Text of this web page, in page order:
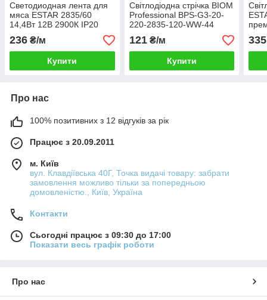
Светодиодная лента для
мяса ESTAR 2835/60
14,4Вт 12В 2900К IP20
премиум
236 ₴/м
Купити
Світлодіодна стрічка BIOM
Professional BPS-G3-20-
220-2835-120-WW-44
220В IP44 теплий білий,
1м
121₴/м
Купити
335
Про нас
100% позитивних з 12 відгуків за рік
Працює з 20.09.2011
м. Київ
вул. Клавдіївська 40Г, Точка видачі товару: забрати
замовлення можливо тільки за попередньою
домовленістю., Київ, Україна
Контакти
Сьогодні працює з 09:30 до 17:00
Показати весь графік роботи
Про нас